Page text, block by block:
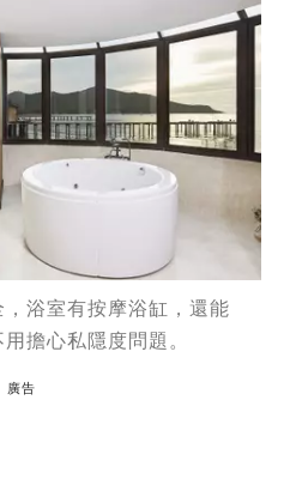
浴室有按摩浴缸，還能
擔心私隱度問題。
廣告